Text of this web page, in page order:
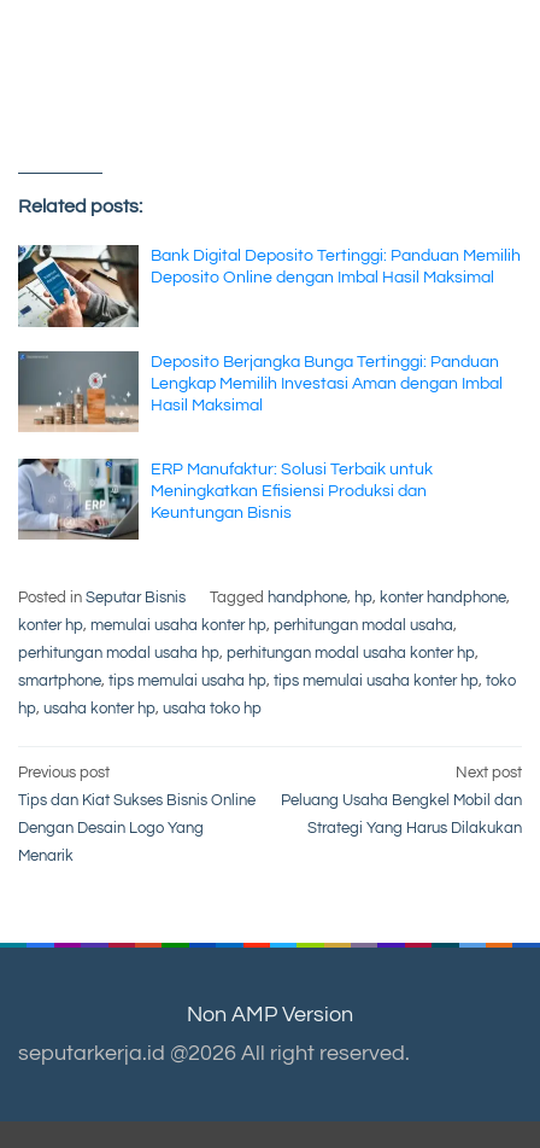
Related posts:
Bank Digital Deposito Tertinggi: Panduan Memilih
Deposito Online dengan Imbal Hasil Maksimal
Deposito Berjangka Bunga Tertinggi: Panduan
Lengkap Memilih Investasi Aman dengan Imbal
Hasil Maksimal
ERP Manufaktur: Solusi Terbaik untuk
Meningkatkan Efisiensi Produksi dan
Keuntungan Bisnis
Posted in Seputar Bisnis Tagged handphone, hp, konter handphone,
konter hp, memulai usaha konter hp, perhitungan modal usaha,
perhitungan modal usaha hp, perhitungan modal usaha konter hp,
smartphone, tips memulai usaha hp, tips memulai usaha konter hp, toko
hp, usaha konter hp, usaha toko hp
Post
navigation
Previous post
Tips dan Kiat Sukses Bisnis Online
Dengan Desain Logo Yang
Menarik
Next post
Peluang Usaha Bengkel Mobil dan
Strategi Yang Harus Dilakukan
Non AMP Version
seputarkerja.id @2026 All right reserved.